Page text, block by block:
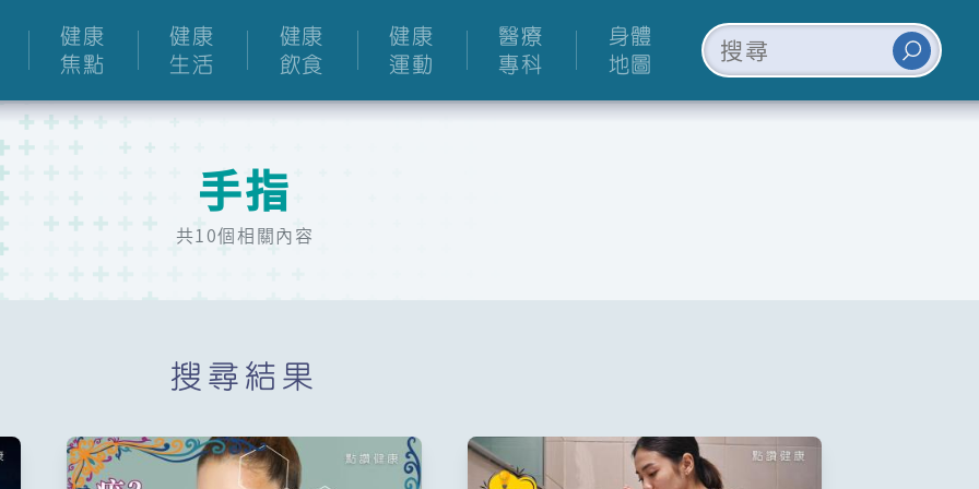
健康
焦點
健康
生活
健康
飲食
健康
運動
醫療
專科
身體
地圖
手指
共10個相關內容
搜尋結果